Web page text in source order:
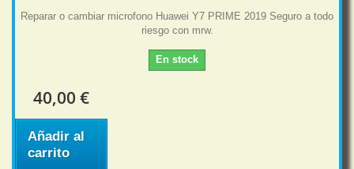
Reparar o cambiar microfono Huawei Y7 PRIME 2019 Seguro a todo
riesgo con mrw.
En stock
40,00 €
Añadir al
carrito